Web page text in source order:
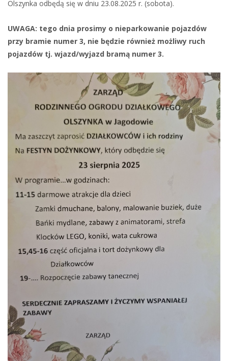
Olszynka odbędą się w dniu 23.08.2025 r. (sobota).
UWAGA: tego dnia prosimy o nieparkowanie pojazdów
przy bramie numer 3, nie będzie również możliwy ruch
pojazdów tj. wjazd/wyjazd bramą numer 3.